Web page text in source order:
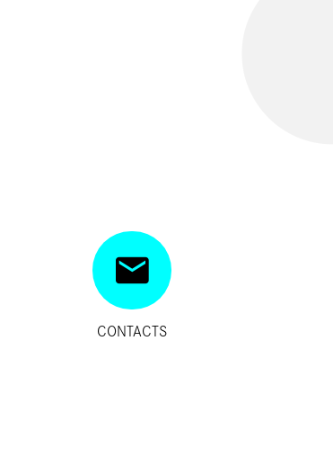
CONTACTS